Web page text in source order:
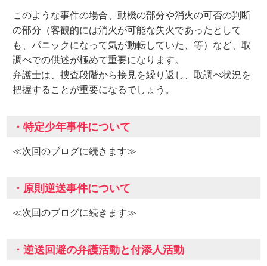
このような事件の場合、動機の部分や消火の可否の判断
の部分（客観的には消火が可能な失火であったとして
も、パニックになって気が動転していた、等）など、取
調べでの供述が極めて重要になります。
弁護士は、捜査段階から接見を繰り返し、取調べ状況を
把握することが重要になるでしょう。
・特定少年事件について
≪次回のブログに続きます≫
・原則逆送事件について
≪次回のブログに続きます≫
・逆送回避の弁護活動と付添人活動